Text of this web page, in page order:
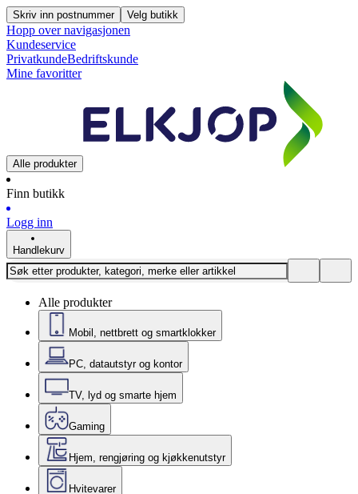
Skriv inn postnummer Velg butikk
Hopp over navigasjonen
Kundeservice
PrivatkundeBedriftskunde
Mine favoritter
Alle produkter
Finn butikk
Logg inn
Handlekurv
Alle produkter
Mobil, nettbrett og smartklokker
PC, datautstyr og kontor
TV, lyd og smarte hjem
Gaming
Hjem, rengjøring og kjøkkenutstyr
Hvitevarer